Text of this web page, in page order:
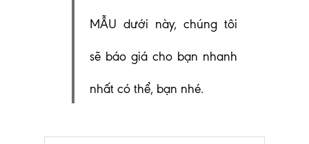
MẪU dưới này, chúng tôi
sẽ báo giá cho bạn nhanh
nhất có thể, bạn nhé.